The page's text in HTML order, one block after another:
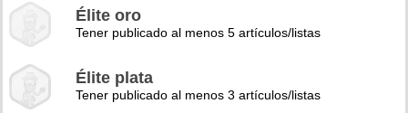
Élite oro
Tener publicado al menos 5 artículos/listas
Élite plata
Tener publicado al menos 3 artículos/listas